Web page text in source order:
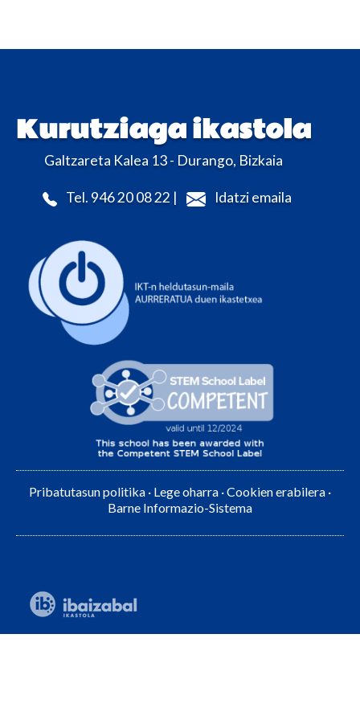
Kurutziaga ikastola
Galtzareta Kalea 13 - Durango, Bizkaia
Tel. 946 20 08 22 | Idatzi emaila
Pribatutasun politika · Lege oharra ·Cookien erabilera ·
Barne Informazio-Sistema